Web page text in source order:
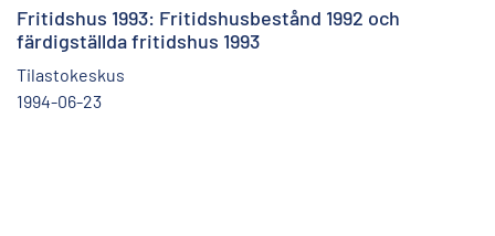
Fritidshus 1993: Fritidshusbestånd 1992 och
färdigställda fritidshus 1993
Tilastokeskus
1994-06-23